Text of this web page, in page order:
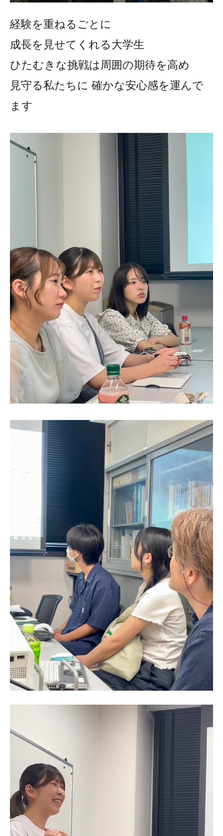
経験を重ねるごとに
成長を見せてくれる大学生
ひたむきな挑戦は周囲の期待を高め
見守る私たちに 確かな安心感を運んで
ます